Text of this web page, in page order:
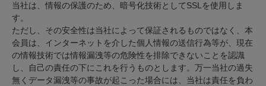
当社は、情報の保護のため、暗号化技術としてSSLを使用しま
す。
ただし、その安全性は当社によって保証されるものではなく、本
会員は、インターネットを介した個人情報の送信行為等が、現在
の情報技術では情報漏洩等の危険性を排除できないことを認識
し、自己の責任の下にこれを行うものとします。万一当社の過失
無くデータ漏洩等の事故が起こった場合には、当社は責任を負わ